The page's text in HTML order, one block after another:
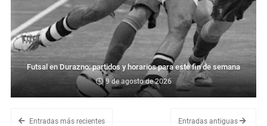
Futsal en Durazno: partidos y horarios para este fin de semana
9 de agosto de 2026
Entradas más recientes Entradas antiguas